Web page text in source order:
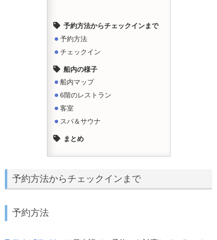
予約方法からチェックインまで
予約方法
チェックイン
船内の様子
船内マップ
6階のレストラン
客室
スパ＆サウナ
まとめ
予約方法からチェックインまで
予約方法